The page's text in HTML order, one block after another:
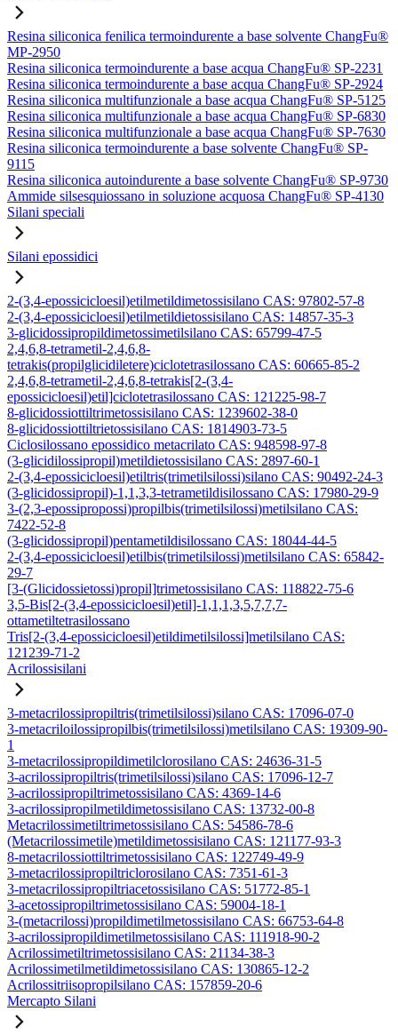
Resina siliconica fenilica termoindurente a base solvente ChangFu®
MP-2950
Resina siliconica termoindurente a base acqua ChangFu® SP-2231
Resina siliconica termoindurente a base acqua ChangFu® SP-2924
Resina siliconica multifunzionale a base acqua ChangFu® SP-5125
Resina siliconica multifunzionale a base acqua ChangFu® SP-6830
Resina siliconica multifunzionale a base acqua ChangFu® SP-7630
Resina siliconica termoindurente a base solvente ChangFu® SP-
9115
Resina siliconica autoindurente a base solvente ChangFu® SP-9730
Ammide silsesquiossano in soluzione acquosa ChangFu® SP-4130
Silani speciali
Silani epossidici
2-(3,4-epossicicloesil)etilmetildimetossisilano CAS: 97802-57-8
2-(3,4-epossicicloesil)etilmetildietossisilano CAS: 14857-35-3
3-glicidossipropildimetossimetilsilano CAS: 65799-47-5
2,4,6,8-tetrametil-2,4,6,8-
tetrakis(propilglicidiletere)ciclotetrasilossano CAS: 60665-85-2
2,4,6,8-tetrametil-2,4,6,8-tetrakis[2-(3,4-
epossicicloesil)etil]ciclotetrasilossano CAS: 121225-98-7
8-glicidossiottiltrimetossisilano CAS: 1239602-38-0
8-glicidossiottiltrietossisilano CAS: 1814903-73-5
Ciclosilossano epossidico metacrilato CAS: 948598-97-8
(3-glicidilossipropil)metildietossisilano CAS: 2897-60-1
2-(3,4-epossicicloesil)etiltris(trimetilsilossi)silano CAS: 90492-24-3
(3-glicidossipropil)-1,1,3,3-tetrametildisilossano CAS: 17980-29-9
3-(2,3-epossipropossi)propilbis(trimetilsilossi)metilsilano CAS:
7422-52-8
(3-glicidossipropil)pentametildisilossano CAS: 18044-44-5
2-(3,4-epossicicloesil)etilbis(trimetilsilossi)metilsilano CAS: 65842-
29-7
[3-(Glicidossietossi)propil]trimetossisilano CAS: 118822-75-6
3,5-Bis[2-(3,4-epossicicloesil)etil]-1,1,1,3,5,7,7,7-
ottametiltetrasilossano
Tris[2-(3,4-epossicicloesil)etildimetilsilossi]metilsilano CAS:
121239-71-2
Acrilossisilani
3-metacrilossipropiltris(trimetilsilossi)silano CAS: 17096-07-0
3-metacriloilossipropilbis(trimetilsilossi)metilsilano CAS: 19309-90-
1
3-metacrilossipropildimetilclorosilano CAS: 24636-31-5
3-acrilossipropiltris(trimetilsilossi)silano CAS: 17096-12-7
3-acrilossipropiltrimetossisilano CAS: 4369-14-6
3-acrilossipropilmetildimetossisilano CAS: 13732-00-8
Metacrilossimetiltrimetossisilano CAS: 54586-78-6
(Metacrilossimetile)metildimetossisilano CAS: 121177-93-3
8-metacrilossiottiltrimetossisilano CAS: 122749-49-9
3-metacrilossipropiltriclorosilano CAS: 7351-61-3
3-metacrilossipropiltriacetossisilano CAS: 51772-85-1
3-acetossipropiltrimetossisilano CAS: 59004-18-1
3-(metacrilossi)propildimetilmetossisilano CAS: 66753-64-8
3-acrilossipropildimetilmetossisilano CAS: 111918-90-2
Acrilossimetiltrimetossisilano CAS: 21134-38-3
Acrilossimetilmetildimetossisilano CAS: 130865-12-2
Acrilossitriisopropilsilano CAS: 157859-20-6
Mercapto Silani